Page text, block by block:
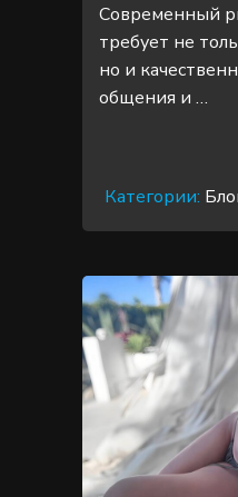
Современный
требует не
но и
общения и …
Категории: